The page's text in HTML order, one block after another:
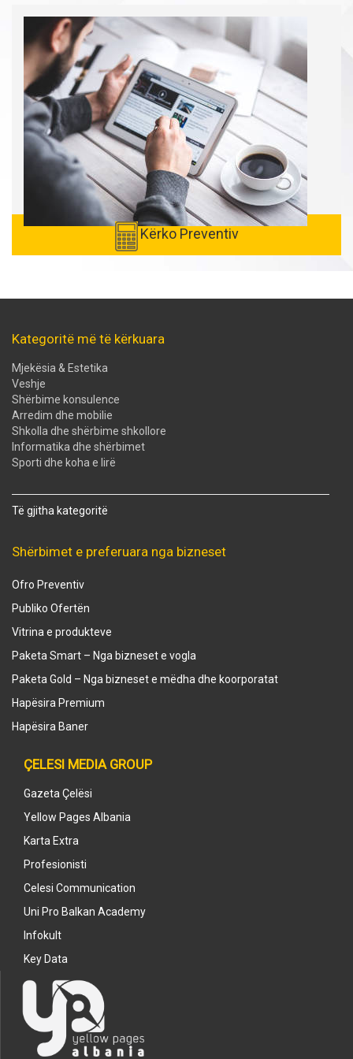
Kërko Preventiv
Kategoritë më të kërkuara
Mjekësia & Estetika
Veshje
Shërbime konsulence
Arredim dhe mobilie
Shkolla dhe shërbime shkollore
Informatika dhe shërbimet
Sporti dhe koha e lirë
Të gjitha kategoritë
Shërbimet e preferuara nga bizneset
Ofro Preventiv
Publiko Ofertën
Vitrina e produkteve
Paketa Smart – Nga bizneset e vogla
Paketa Gold – Nga bizneset e mëdha dhe koorporatat
Hapësira Premium
Hapësira Baner
ÇELESI MEDIA GROUP
Gazeta Çelësi
Yellow Pages Albania
Karta Extra
Profesionisti
Celesi Communication
Uni Pro Balkan Academy
Infokult
Key Data